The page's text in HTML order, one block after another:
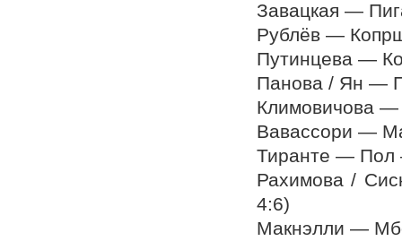
Завацкая —
Рублёв —
Путинцева —
Панова / Ян —
Климовичова
Вавассори —
Тиранте — Пол
Рахимова /
4:6)
Макнэлли —